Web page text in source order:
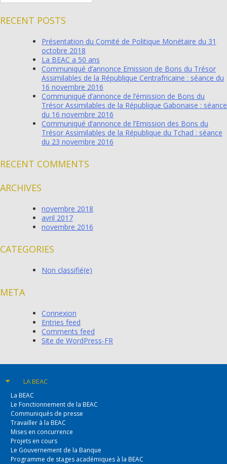
RECENT POSTS
Présentation du Comité de Politique Monétaire du 31
octobre 2018
La BEAC a 50 ans
Communiqué d’annonce Emission de Bons du Trésor
Assimilables de la République Centrafricaine : séance du
16 novembre 2016
Communiqué d’annonce de l’émission de Bons du
Trésor Assimilables de la République Gabonaise : séance
du 16 novembre 2016
Communiqué d’annonce de l’Emission des Bons du
Trésor Assimilables de la République du Tchad : séance
du 23 novembre 2016
RECENT COMMENTS
ARCHIVES
novembre 2018
avril 2017
novembre 2016
CATEGORIES
Non classifié(e)
META
Connexion
Entries feed
Comments feed
Site de WordPress-FR
LA BEAC
La BEAC
Le Fonctionnement de la BEAC
Communiqués de presse
Travailler à la BEAC
Mises en concurrence
Projets en cours
Le Gouvernement de la Banque
Programme de stages académiques à la BEAC